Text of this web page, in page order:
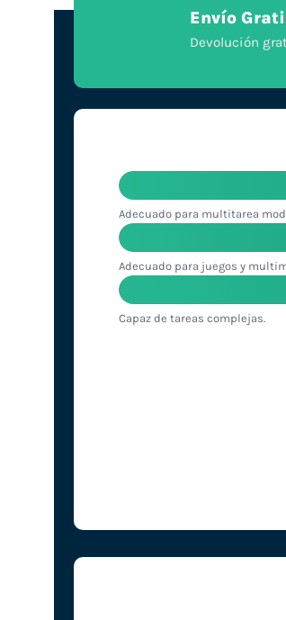
Envío
Devolución
Adecuado para multitarea
Adecuado para juegos y
Capaz de tareas complejas.